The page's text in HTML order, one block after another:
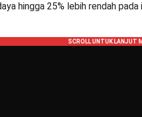
hingga 25% lebih rendah